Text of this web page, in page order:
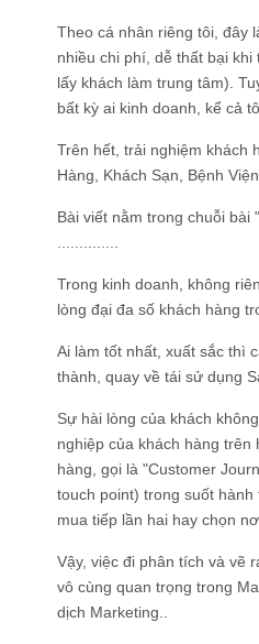
Theo cá nhân riêng tôi, đây
nhiều chi phí, dễ thất bại
lấy khách làm trung tâm).
bất kỳ ai kinh doanh, kể cả
Trên hết, trải nghiệm khách
Hàng, Khách Sạn, Bệnh
Bài viết nằm trong chuỗi bài
Trong kinh doanh, không
lòng đại đa số khách hàng
Ai làm tốt nhất, xuất sắc thì
thành, quay về tái sử dụng
Sự hài lòng của khách
nghiệp của khách hàng
hàng, gọi là "Customer
touch point) trong suốt
mua tiếp lần hai hay chọn
Vậy, việc đi phân tích và vẽ
vô cùng quan trọng trong
dịch Marketing..